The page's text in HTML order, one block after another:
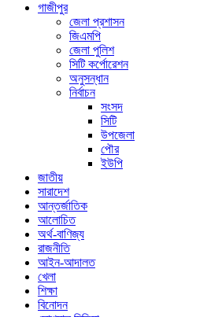
গাজীপুর
জেলা প্রশাসন
জিএমপি
জেলা পুলিশ
সিটি কর্পোরেশন
অনুসন্ধান
নির্বাচন
সংসদ
সিটি
উপজেলা
পৌর
ইউপি
জাতীয়
সারাদেশ
আন্তর্জাতিক
আলোচিত
অর্থ-বাণিজ্য
রাজনীতি
আইন-আদালত
খেলা
শিক্ষা
বিনোদন